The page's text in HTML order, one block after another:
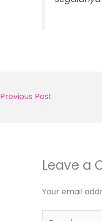
Previous Post
Leave a
Your email